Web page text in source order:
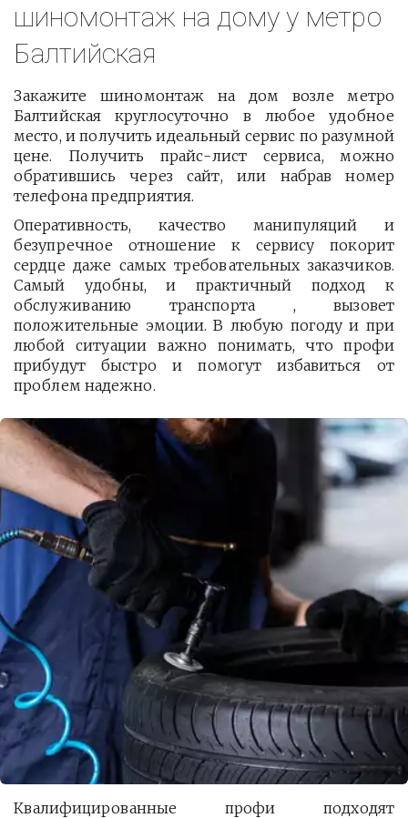
шиномонтаж на дому у метро
Балтийская
Закажите шиномонтаж на дом возле метро
Балтийская круглосуточно в любое удобное
место, и получить идеальный сервис по разумной
цене. Получить прайс-лист сервиса, можно
обратившись через сайт, или набрав номер
телефона предприятия.
Оперативность, качество манипуляций и
безупречное отношение к сервису покорит
сердце даже самых требовательных заказчиков.
Самый удобны, и практичный подход к
обслуживанию транспорта , вызовет
положительные эмоции. В любую погоду и при
любой ситуации важно понимать, что профи
прибудут быстро и помогут избавиться от
проблем надежно.
Квалифицированные профи подходят